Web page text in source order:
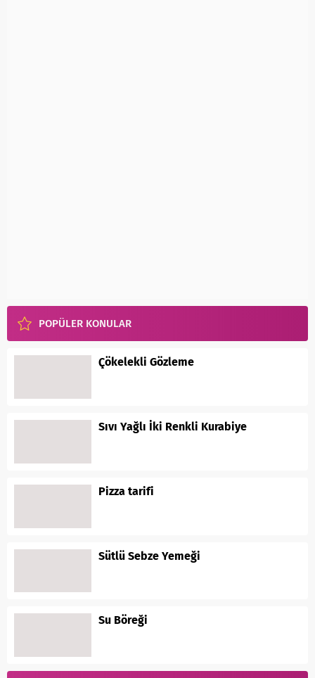
POPÜLER KONULAR
Çökelekli Gözleme
Sıvı Yağlı İki Renkli Kurabiye
Pizza tarifi
Sütlü Sebze Yemeği
Su Böreği